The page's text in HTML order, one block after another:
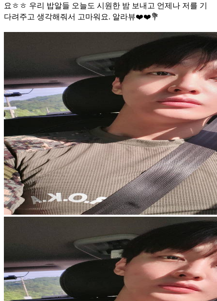
요ㅎㅎ 우리 밥알들 오늘도 시원한 밤 보내고 언제나 저를 기
다려주고 생각해줘서 고마워요. 알라뷰❤️❤️💐